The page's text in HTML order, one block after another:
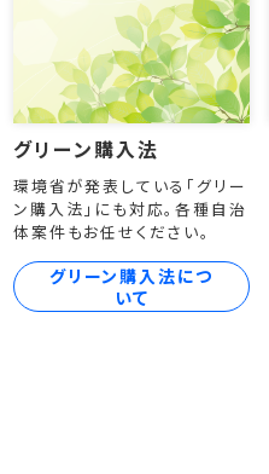
グリーン購入法
環境省が発表している「グリー
ン購入法」にも対応。各種自治
体案件もお任せください。
グリーン購入法につ
いて